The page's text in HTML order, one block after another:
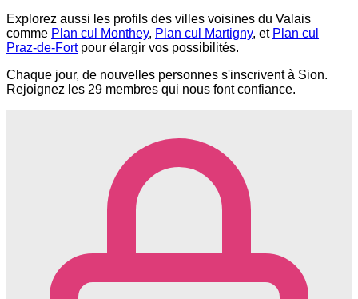
Explorez aussi les profils des villes voisines du Valais
comme Plan cul Monthey, Plan cul Martigny, et Plan cul
Praz-de-Fortpour élargir vos possibilités.
Chaque jour, de nouvelles personnes s'inscrivent à Sion.
Rejoignez les 29 membres qui nous font confiance.